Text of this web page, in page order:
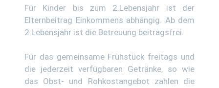
Für Kinder bis zum 2.Lebensjahr ist der
Elternbeitrag Einkommens abhängig. Ab dem
2.Lebensjahr ist die Betreuung beitragsfrei.
Für das gemeinsame Frühstück freitags und
die jederzeit verfügbaren Getränke, so wie
das Obst- und Rohkostangebot zahlen die